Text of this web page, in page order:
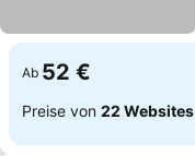
Ab 52 €
Preise von 22 Websites